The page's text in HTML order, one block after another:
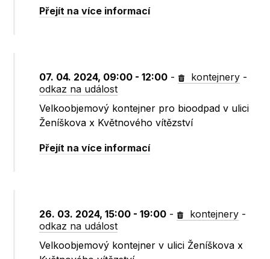
Přejít na více informací
07. 04. 2024, 09:00 - 12:00 - kontejnery -
odkaz na událost
Velkoobjemový kontejner pro bioodpad v ulici
Ženíškova x Květnového vítězství
Přejít na více informací
26. 03. 2024, 15:00 - 19:00 - kontejnery -
odkaz na událost
Velkoobjemový kontejner v ulici Ženíškova x